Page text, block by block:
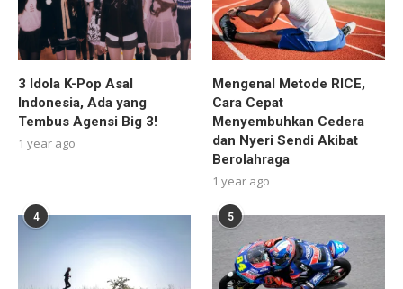
3 Idola K-Pop Asal
Indonesia, Ada yang
Tembus Agensi Big 3!
1 year ago
Mengenal Metode RICE,
Cara Cepat
Menyembuhkan Cedera
dan Nyeri Sendi Akibat
Berolahraga
1 year ago
4 5